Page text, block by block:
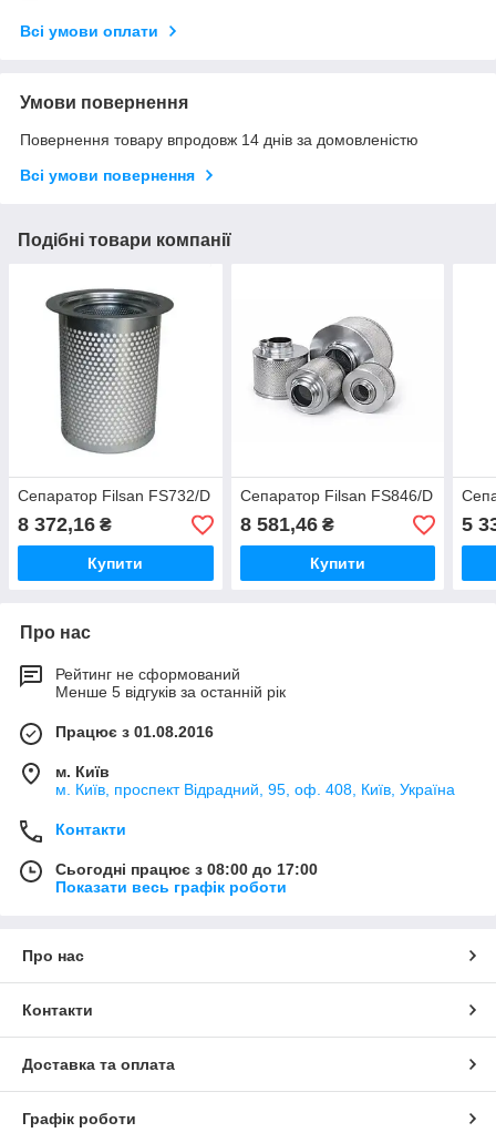
Всі умови оплати
Умови повернення
Повернення товару впродовж 14 днів за домовленістю
Всі умови повернення
Подібні товари компанії
Сепаратор Filsan FS732/D
8 372,16 ₴
Купити
Сепаратор Filsan FS846/D
8 581,46₴
Купити
5
Про нас
Рейтинг не сформований
Менше 5 відгуків за останній рік
Працює з 01.08.2016
м. Київ
м. Київ, проспект Відрадний, 95, оф. 408, Київ, Україна
Контакти
Сьогодні працює з 08:00 до 17:00
Показати весь графік роботи
Про нас
Контакти
Доставка та оплата
Графік роботи